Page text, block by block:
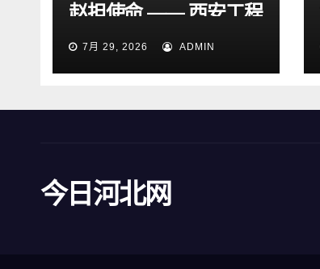
赵担使命 —— 西安工程
大学“星火研途”研究生
7月 29, 2026 ADMIN
今日河北网